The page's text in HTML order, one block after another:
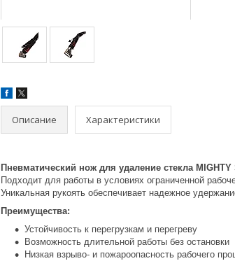
Описание Характеристики
Пневматический нож для удаление стекла MIGHTY
Подходит для работы в условиях ограниченной
Уникальная рукоять обеспечивает надежное
Преимущества:
Устойчивость к перегрузкам и перегреву
Возможность длительной работы без остановки
Низкая взрыво- и пожароопасность рабочего